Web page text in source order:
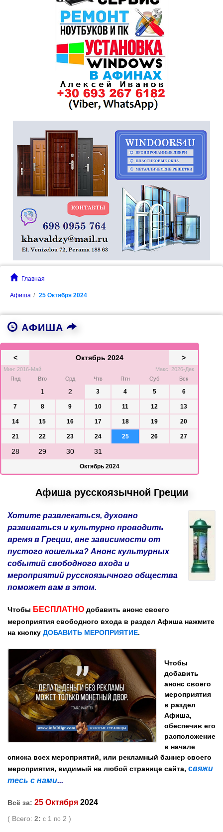
Главная
Афиша 25 Октября 2024
АФИША
< Октябрь 2024 >
Мин: 2016-Май.
Макс: 2026-Дек.
Пнд
Вто Срд Чтв Птн Суб Вск
1 2 3 4 5 6
7 8 9 10 11 12 13
14 15 16 17 18 19 20
21 22 23 24 25 26 27
28 29 30 31
Октябрь 2024
Афиша русскоязычной Греции
Хотите развлекаться, духовно
развиваться и культурно проводить
время в Греции, вне зависимости от
пустого кошелька? Анонс культурных
событий свободного входа и
мероприятий русскоязычного общества
поможет вам в этом.
Чтобы БЕСПЛАТНО добавить анонс своего
мероприятия свободного входа в раздел Афиша нажмите
на кнопку ДОБАВИТЬ МЕРОПРИЯТИЕ.
Чтобы
добавить
анонс своего
мероприятия
в раздел
Афиша,
обеспечив его
расположение
в начале
списка всех мероприятий, или рекламный баннер своего
мероприятия, видимый на любой странице сайта, свяжи
тесь с нами...
Всё за: 25 Октября 2024
( Всего: 2: с 1 по 2 )